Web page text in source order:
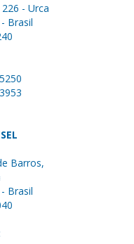
- Urca
Brasil
Barros,
Brasil